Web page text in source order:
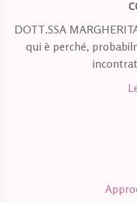
DOTT.SSA
qui è perché,